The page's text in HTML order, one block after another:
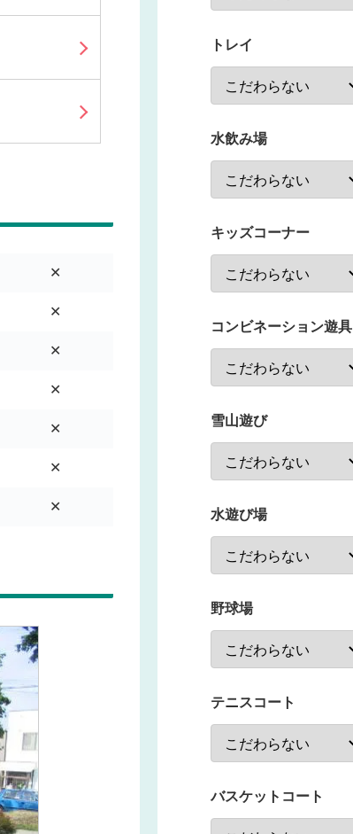
✕
✕
✕
✕
✕
✕
✕
トレイ
水飲み場
キッズコーナー
コンビネーション遊具
雪山遊び
水遊び場
野球場
テニスコート
バスケットコート